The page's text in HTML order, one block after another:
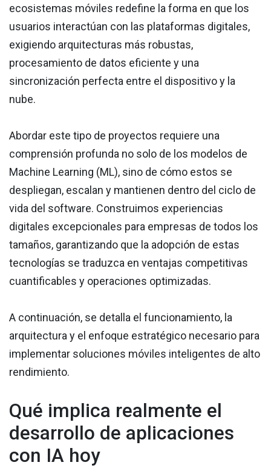
ecosistemas móviles redefine la forma en que los
usuarios interactúan con las plataformas digitales,
exigiendo arquitecturas más robustas,
procesamiento de datos eficiente y una
sincronización perfecta entre el dispositivo y la
nube.
Abordar este tipo de proyectos requiere una
comprensión profunda no solo de los modelos de
Machine Learning (ML), sino de cómo estos se
despliegan, escalan y mantienen dentro del ciclo de
vida del software. Construimos experiencias
digitales excepcionales para empresas de todos los
tamaños, garantizando que la adopción de estas
tecnologías se traduzca en ventajas competitivas
cuantificables y operaciones optimizadas.
A continuación, se detalla el funcionamiento, la
arquitectura y el enfoque estratégico necesario para
implementar soluciones móviles inteligentes de alto
rendimiento.
Qué implica realmente el
desarrollo de aplicaciones
con IA hoy